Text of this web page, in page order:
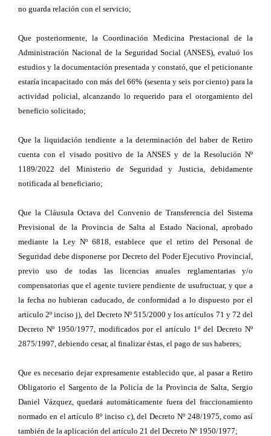
no guarda relación con el servicio;
Que posteriormente, la Coordinación Medicina Prestacional de la
Administración Nacional de la Seguridad Social (ANSES), evaluó los
estudios y la documentación presentada y constató, que el peticionante
estaría incapacitado con más del 66% (sesenta y seis por ciento) para la
actividad policial, alcanzando lo requerido para el otorgamiento del
beneficio solicitado;
Que la liquidación tendiente a la determinación del haber de Retiro
cuenta con el visado positivo de la ANSES y de la Resolución Nº
1189/2022 del Ministerio de Seguridad y Justicia, debidamente
notificada al beneficiario;
Que la Cláusula Octava del Convenio de Transferencia del Sistema
Previsional de la Provincia de Salta al Estado Nacional, aprobado
mediante la Ley Nº 6818, establece que el retiro del Personal de
Seguridad debe disponerse por Decreto del Poder Ejecutivo Provincial,
previo uso de todas las licencias anuales reglamentarias y/o
compensatorias que el agente tuviere pendiente de usufructuar, y que a
la fecha no hubieran caducado, de conformidad a lo dispuesto por el
artículo 2º inciso j), del Decreto Nº 515/2000 y los artículos 71 y 72 del
Decreto Nº 1950/1977, modificados por el artículo 1º del Decreto Nº
2875/1997, debiendo cesar, al finalizar éstas, el pago de sus haberes;
Que es necesario dejar expresamente establecido que, al pasar a Retiro
Obligatorio el Sargento de la Policía de la Provincia de Salta, Sergio
Daniel Vázquez, quedará automáticamente fuera del fraccionamiento
normado en el artículo 8º inciso c), del Decreto Nº 248/1975, como así
también de la aplicación del artículo 21 del Decreto Nº 1950/1977;